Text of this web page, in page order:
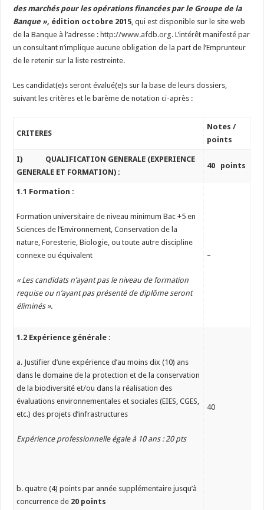
des marchés pour les opérations financées par le Groupe de la
Banque », édition octobre 2015, qui est disponible sur le site web
de la Banque à l’adresse : http://www.afdb.org. L’intérêt manifesté par
un consultant n’implique aucune obligation de la part de l’Emprunteur
de le retenir sur la liste restreinte.
Les candidat(e)s seront évalué(e)s sur la base de leurs dossiers,
suivant les critères et le barème de notation ci-après :
CRITERES
Notes /
points
I) QUALIFICATION GENERALE (EXPERIENCE
GENERALE ET FORMATION) :
40 points
1.1 Formation :
Formation universitaire de niveau minimum Bac +5 en
Sciences de l’Environnement, Conservation de la
nature, Foresterie, Biologie, ou toute autre discipline
connexe ou équivalent
« Les candidats n’ayant pas le niveau de formation
requise ou n’ayant pas présenté de diplôme seront
éliminés ».
–
1.2 Expérience générale :
a. Justifier d’une expérience d’au moins dix (10) ans
dans le domaine de la protection et de la conservation
de la biodiversité et/ou dans la réalisation des
évaluations environnementales et sociales (EIES, CGES,
etc.) des projets d’infrastructures
Expérience professionnelle égale à 10 ans : 20 pts
b. quatre (4) points par année supplémentaire jusqu’à
concurrence de 20 points
40